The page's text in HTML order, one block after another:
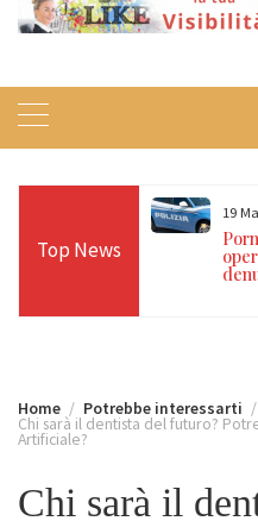
Top News
ore sulle Alpi:
Cervino e
19
Home Potrebbe interessarti
Chi sarà il dentista del futuro?
Artificiale?
Chi sarà il